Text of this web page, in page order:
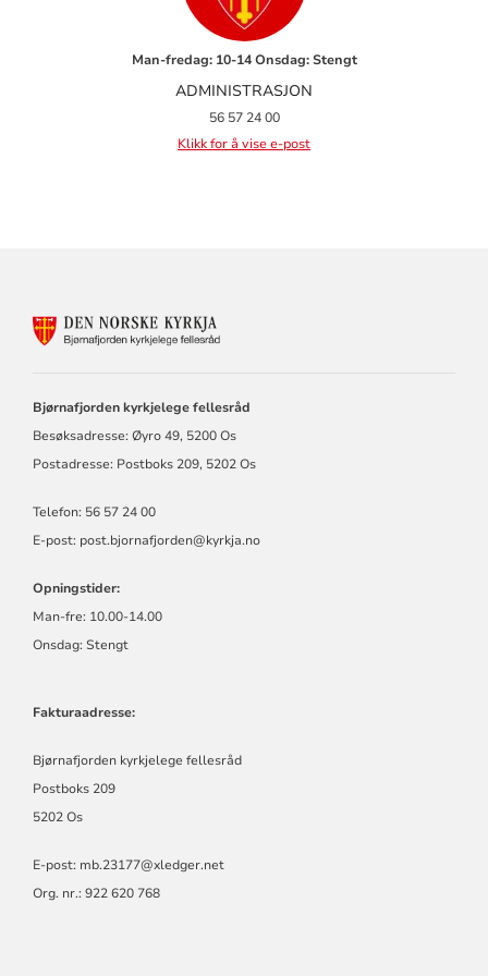
Man-fredag: 10-14 Onsdag: Stengt
ADMINISTRASJON
56 57 24 00
Klikk for å vise e-post
Bjørnafjorden kyrkjelege fellesråd
Besøksadresse: Øyro 49, 5200 Os
Postadresse: Postboks 209, 5202 Os
Telefon: 56 57 24 00
E-post: post.bjornafjorden@kyrkja.no
Opningstider:
Man-fre: 10.00-14.00
Onsdag: Stengt
Fakturaadresse:
Bjørnafjorden kyrkjelege fellesråd
Postboks 209
5202 Os
E-post: mb.23177@xledger.net
Org. nr.: 922 620 768